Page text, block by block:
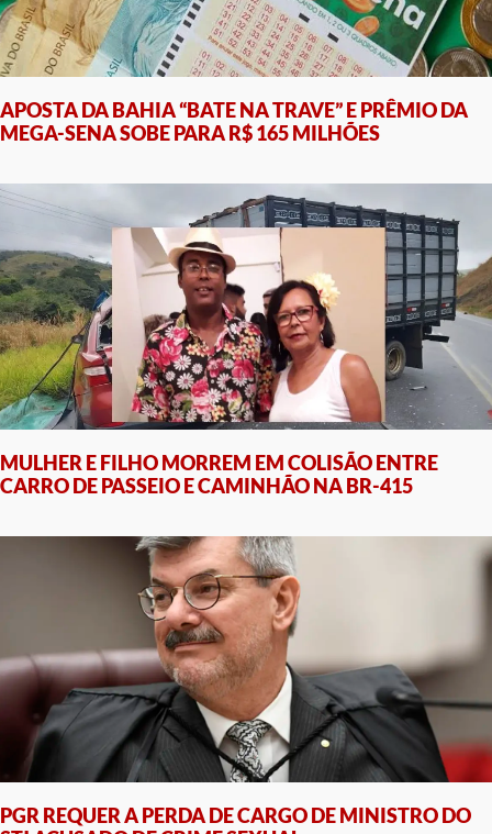
APOSTA DA BAHIA “BATE NA TRAVE” E PRÊMIO DA
MEGA-SENA SOBE PARA R$ 165 MILHÕES
MULHER E FILHO MORREM EM COLISÃO ENTRE
CARRO DE PASSEIO E CAMINHÃO NA BR-415
PGR REQUER A PERDA DE CARGO DE MINISTRO DO